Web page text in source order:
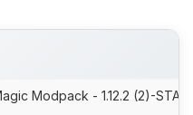
Modpack - 1.12.2 (2)-